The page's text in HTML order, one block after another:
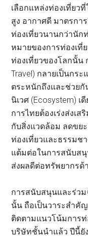
เลือกแหล่งท่องเที่ยว
สูง อากาศดี มาตรกา
ท่องเที่ยวนานกว่านัก
หมายของการท่องเ
ท่องเที่ยวของโลกนั้น
Travel) กลายเป็นกร
ตระหนักถึงและช่วยกั
นิเวศ (Ecosystem)
การไทยต้องเร่งส่งเส
กับสิ่งแวดล้อม ลดขย
ท่องเที่ยวและธรรมช
แต้มต่อในการสนับสนุ
ส่งผลดีต่อทรัพยากรด้
การสนับสนุนและร่วม
นั้น ถือเป็นวาระสำคั
ติดตามแนวโน้มการท่
บริษัทชั้นนำแล้ว ปีนี้ยั